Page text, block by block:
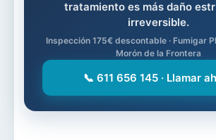
tratamiento es más daño
irreversible.
Inspección 175€ descontable · Fumigar
Morón de la Frontera
📞 611 656 145 · Llamar